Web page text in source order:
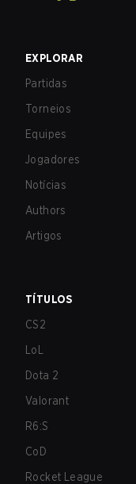
EXPLORAR
Partidas
Torneios
Equipes
Jogadores
Notícias
Authors
Artigos
TÍTULOS
CS2
LoL
Dota 2
Valorant
R6:S
CoD
Rocket League